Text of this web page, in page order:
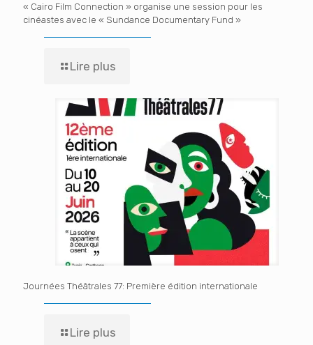
« Cairo Film Connection » organise une session pour les
cinéastes avec le « Sundance Documentary Fund »
Lire plus
Journées Théâtrales 77: Première édition internationale
Lire plus